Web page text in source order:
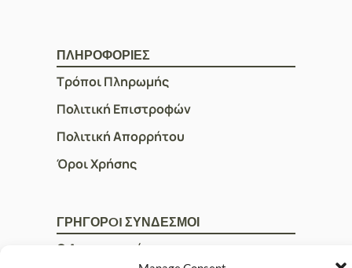
ΠΛΗΡΟΦΟΡΙΕΣ
Τρόποι Πληρωμής
Πολιτική Επιστροφών
Πολιτική Απορρήτου
Όροι Χρήσης
ΓΡΗΓΟΡOI ΣΥΝΔΕΣΜΟΙ
Ο Λογαριασμός μου